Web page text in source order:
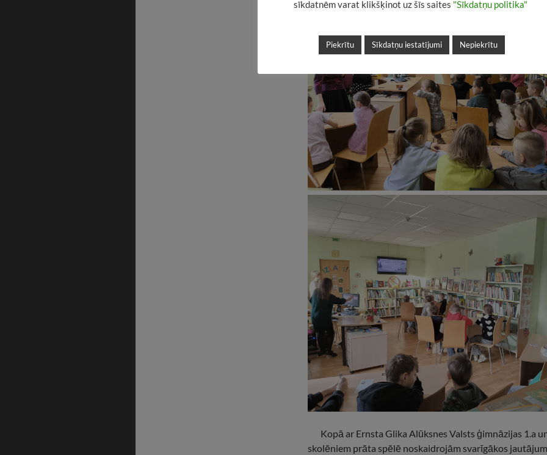
Kopā ar Ernsta Glika Alūksnes Valsts ģimnāzijas 1.a
skolēniem prāta spēlē noskaidrojām svarīgākos
sīkdatnēm varat klikšķinot uz šīs saites "Sīkdatņu politika"
Piekrītu Sīkdatņu iestatījumi Nepiekrītu